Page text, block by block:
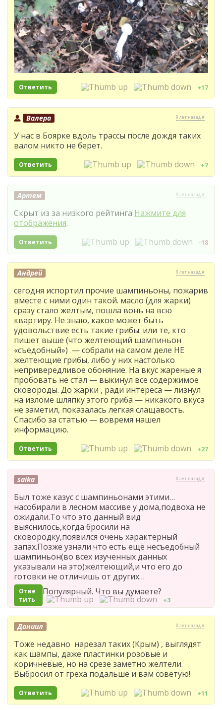
Ответить +17
Валера 9 лет назад #
У нас в Боярке вдоль трассы после дождя таких
валом никто не берет.
Ответить +7
Артем 9 лет назад #
Скрыт из за низкого рейтинга Нажмите для
отображения.
Ответить -18
Андрей 8 лет назад #
сегодня испортил прочие шампиньоны, пожарив
вместе с ними один такой. масло (для жарки)
сразу стало желтым, пошла вонь на всю
квартиру. Не знаю, какое может быть
удовольствие есть такие грибы: или те, кто
пишет выше (что желтеющий шампиньон
«съедобный») — собрали на самом деле НЕ
желтеющие грибы, либо у них настолько
непривередливое обоняние. На вкус жареные я
пробовать не стал — выкинул все содержимое
сковороды. До жарки , ради интереса — лизнул
на изломе шляпку этого гриба — никакого вкуса
не заметил, показалась легкая слащавость.
Спасибо за статью — вовремя нашел
информацию.
Ответить +27
saika 8 лет назад #
Был тоже казус с шампиньонами этими…
насобирали в лесном массиве у дома,подвоха не
ожидали.То что это данный вид
выяснилось,когда бросили на
сковородку,появился очень характерный
запах.Позже узнали что есть ещё несъедобный
шампиньон(во всех изученных данных
указывали на это)желтеющий,и что его до
готовки не отличишь от других…
Отве
тить
Популярный. Что вы думаете?
+3
Даниил 8 лет назад #
Тоже недавно нарезал таких (Крым) , выглядят
как шампы, даже пластинки розовые и
коричневые, но на срезе заметно желтели.
Выбросил от греха подальше и вам советую!
Ответить +11